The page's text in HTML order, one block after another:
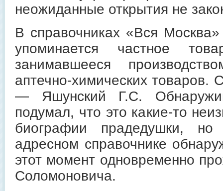
неожиданные открытия не
В справочниках «Вся
упоминается частное
занимавшееся
аптечно-химических товаров.
— Яшунский Г.С.
подумал, что это какие-то
биографии прадедушки,
адресном справочнике
этот момент одновременно
Соломоновича.